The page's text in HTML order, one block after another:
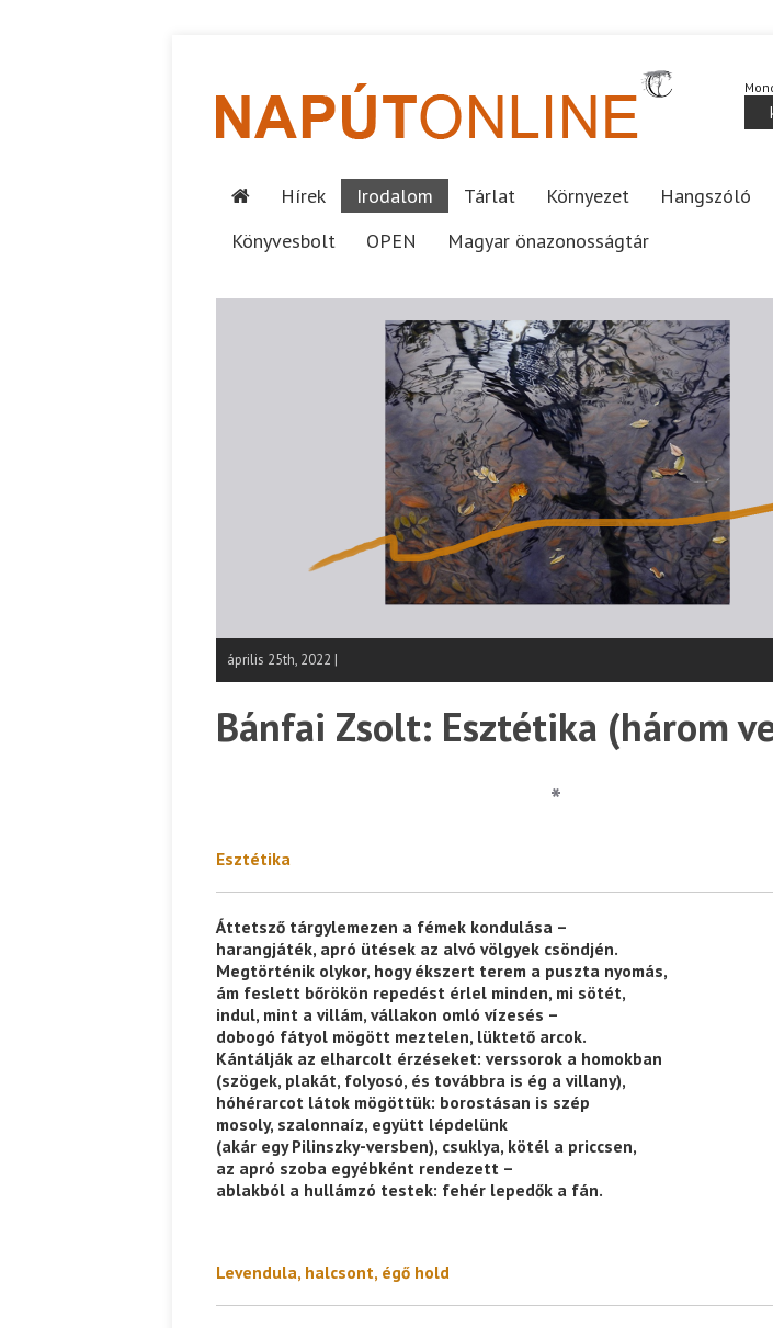
Hírek Irodalom Tárlat Környezet Hangszóló
Könyvesbolt
OPEN Magyar önazonosságtár
április 25th, 2022 |
Bánfai Zsolt: Esztétika (három
*
Esztétika
Áttetsző tárgylemezen a fémek kondulása –
harangjáték, apró ütések az alvó völgyek csöndjén.
Megtörténik olykor, hogy ékszert terem a puszta nyomás,
ám feslett bőrökön repedést érlel minden, mi sötét,
indul, mint a villám, vállakon omló vízesés –
dobogó fátyol mögött meztelen, lüktető arcok.
Kántálják az elharcolt érzéseket: verssorok a homokban
(szögek, plakát, folyosó, és továbbra is ég a villany),
hóhérarcot látok mögöttük: borostásan is szép
mosoly, szalonnaíz, együtt lépdelünk
(akár egy Pilinszky-versben), csuklya, kötél a priccsen,
az apró szoba egyébként rendezett –
ablakból a hullámzó testek: fehér lepedők a fán.
Levendula, halcsont, égő hold